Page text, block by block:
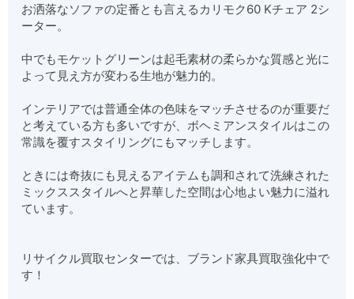
お洒落なソファの定番とも言えるカリモク60 Kチェア 2シ
ーター。
中でもモケットグリーンは起毛素材の柔らかな質感と光に
よって見え方が変わる生地が魅力的。
インテリアでは普通全体の色味をマッチさせるのが重要だ
と考えている方も多いですが、ボヘミアンスタイルはこの
常識を覆すスタイリングにもマッチします。
ときには奇抜にも見えるアイテムも調和されて洗練された
ミックススタイルへと昇華した空間は心地よい魅力に溢れ
ています。
リサイクル買取センターでは、ブランド家具買取強化中で
す！